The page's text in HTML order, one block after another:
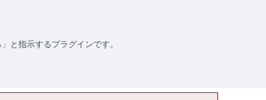
と指示するプラグインです。